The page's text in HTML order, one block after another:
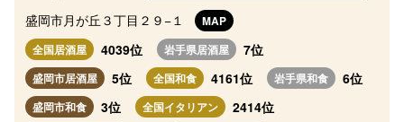
盛岡市月が丘３丁目２９−１
MAP
全国居酒屋
4039位 岩手県居酒屋 7位
盛岡市居酒屋 5位 全国和食 4161位 岩手県和食 6位
盛岡市和食 3位 全国イタリアン 2414位